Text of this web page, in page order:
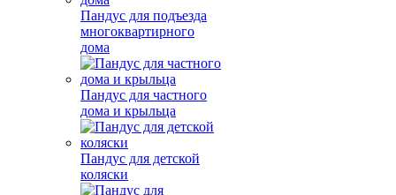
Пандус для подъезда
многоквартирного
дома
Пандус для частного
дома и крыльца
Пандус для детской
коляски